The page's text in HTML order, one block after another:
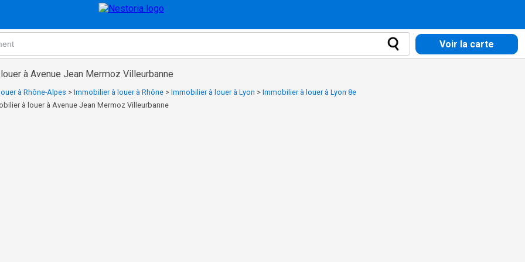
Voir la carte
à Avenue Jean Mermoz Villeurbanne
à Rhône-Alpes > Immobilier à louer à Rhône > Immobilier à louer à Lyon > Immobilier à louer à Lyon 8e
à louer à Avenue Jean Mermoz Villeurbanne